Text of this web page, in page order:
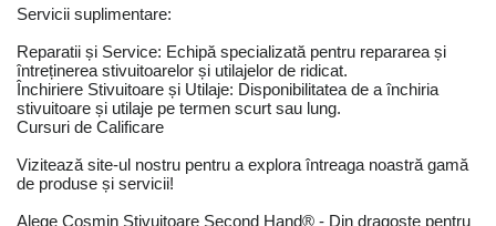
Servicii suplimentare:
Reparatii și Service: Echipă specializată pentru repararea și
întreținerea stivuitoarelor și utilajelor de ridicat.
Închiriere Stivuitoare și Utilaje: Disponibilitatea de a închiria
stivuitoare și utilaje pe termen scurt sau lung.
Cursuri de Calificare
Vizitează site-ul nostru pentru a explora întreaga noastră gamă
de produse și servicii!
Alege Cosmin Stivuitoare Second Hand® - Din dragoste pentru